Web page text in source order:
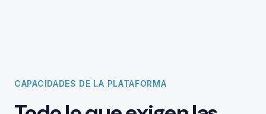
CAPACIDADES DE LA PLATAFORMA